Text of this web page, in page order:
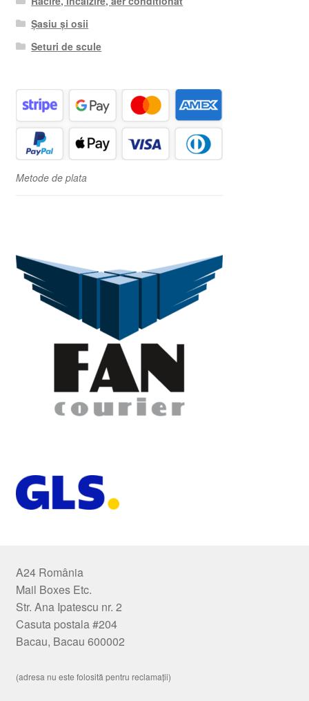
Șasiu și osii
Seturi de scule
Metode de plata
A24 România
Mail Boxes Etc.
Str. Ana Ipatescu nr. 2
Casuta postala #204
Bacau, Bacau 600002
(adresa nu este folosită pentru reclamații)